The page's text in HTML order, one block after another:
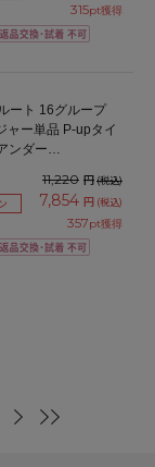
315pt獲得
ート 16グループ
ャー単品 P-upタイ
11,220 円(税込)
7,854 円 (税込)
357pt獲得